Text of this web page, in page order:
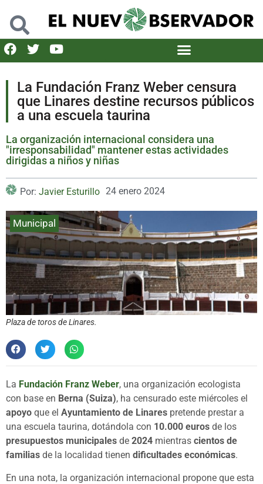
La Fundación Franz Weber censura
que Linares destine recursos públicos
a una escuela taurina
La organización internacional considera una
"irresponsabilidad" mantener estas actividades
dirigidas a niños y niñas
Por: Javier Esturillo 24 enero 2024
Municipal
Plaza de toros de Linares.
La Fundación Franz Weber, una organización ecologista
con base en Berna (Suiza), ha censurado este miércoles el
apoyo que el Ayuntamiento de Linares pretende prestar a
una escuela taurina, dotándola con 10.000 euros de los
presupuestos municipales de 2024 mientras cientos de
familias de la localidad tienen dificultades económicas.
En una nota, la organización internacional propone que esta